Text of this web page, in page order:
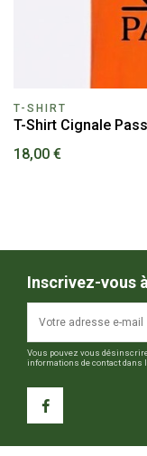
T-SHIRT
T-Shirt Cignale
18,00 €
Inscrivez-vous
Vous pouvez vous
informations de contact